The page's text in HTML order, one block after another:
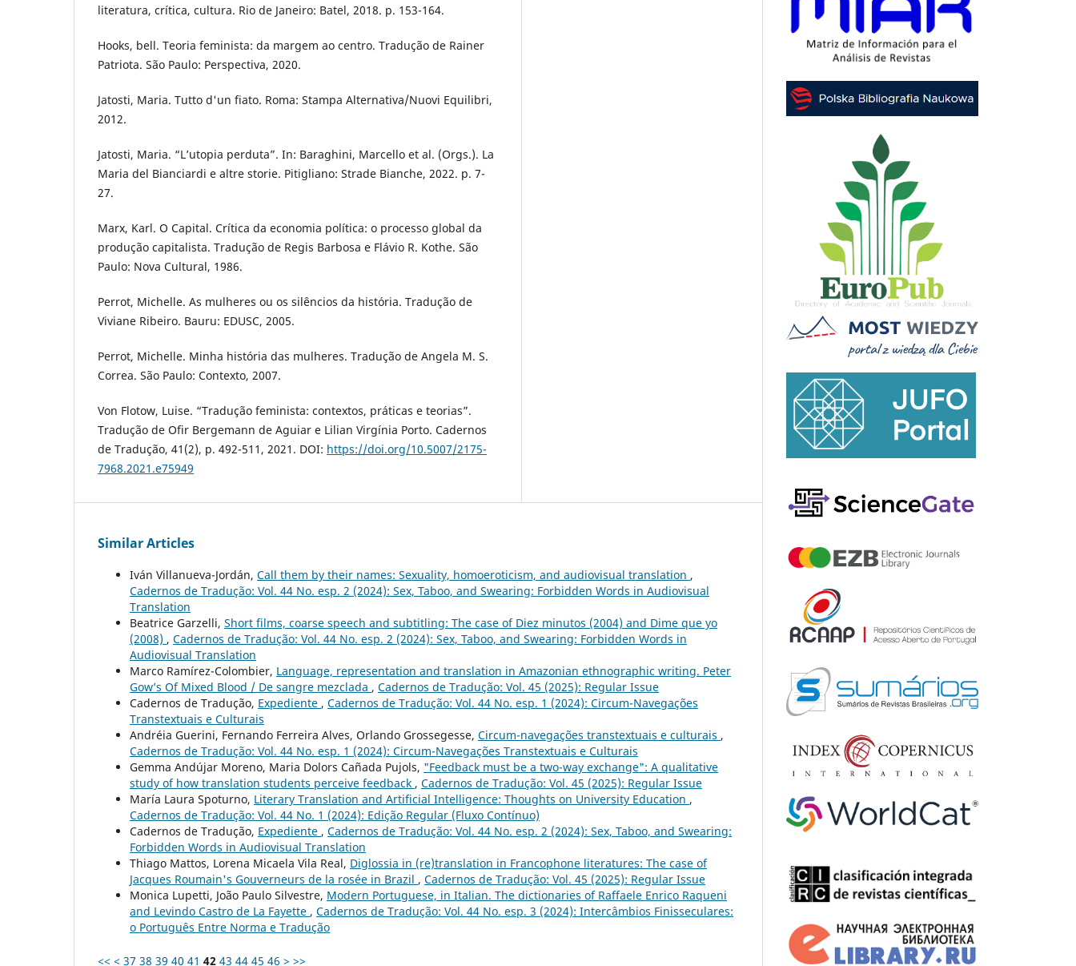
literatura, crítica, cultura. Rio de Janeiro: Batel, 2018. p. 153-164.
Hooks, bell. Teoria feminista: da margem ao centro. Tradução de Rainer
Patriota. São Paulo: Perspectiva, 2020.
Jatosti, Maria. Tutto d'un fiato. Roma: Stampa Alternativa/Nuovi Equilibri,
2012.
Jatosti, Maria. “L’utopia perduta”. In: Baraghini, Marcello et al. (Orgs.). La
Maria del Bianciardi e altre storie. Pitigliano: Strade Bianche, 2022. p. 7-
27.
Marx, Karl. O Capital. Crítica da economia política: o processo global da
produção capitalista. Tradução de Regis Barbosa e Flávio R. Kothe. São
Paulo: Nova Cultural, 1986.
Perrot, Michelle. As mulheres ou os silêncios da história. Tradução de
Viviane Ribeiro. Bauru: EDUSC, 2005.
Perrot, Michelle. Minha história das mulheres. Tradução de Angela M. S.
Correa. São Paulo: Contexto, 2007.
Von Flotow, Luise. “Tradução feminista: contextos, práticas e teorias”.
Tradução de Ofir Bergemann de Aguiar e Lilian Virgínia Porto. Cadernos
de Tradução, 41(2), p. 492-511, 2021. DOI: https://doi.org/10.5007/2175-
7968.2021.e75949
Similar Articles
Iván Villanueva-Jordán, Call them by their names: Sexuality, homoeroticism, and audiovisual translation ,
Cadernos de Tradução: Vol. 44 No. esp. 2 (2024): Sex, Taboo, and Swearing: Forbidden Words in Audiovisual
Translation
Beatrice Garzelli, Short films, coarse speech and subtitling: The case of Diez minutos (2004) and Dime que yo
(2008) , Cadernos de Tradução: Vol. 44 No. esp. 2 (2024): Sex, Taboo, and Swearing: Forbidden Words in
Audiovisual Translation
Marco Ramírez-Colombier, Language, representation and translation in Amazonian ethnographic writing. Peter
Gow’s Of Mixed Blood / De sangre mezclada , Cadernos de Tradução: Vol. 45 (2025): Regular Issue
Cadernos de Tradução, Expediente , Cadernos de Tradução: Vol. 44 No. esp. 1 (2024): Circum-Navegações
Transtextuais e Culturais
Andréia Guerini, Fernando Ferreira Alves, Orlando Grossegesse, Circum-navegações transtextuais e culturais ,
Cadernos de Tradução: Vol. 44 No. esp. 1 (2024): Circum-Navegações Transtextuais e Culturais
Gemma Andújar Moreno, Maria Dolors Cañada Pujols, "Feedback must be a two-way exchange": A qualitative
study of how translation students perceive feedback , Cadernos de Tradução: Vol. 45 (2025): Regular Issue
María Laura Spoturno, Literary Translation and Artificial Intelligence: Thoughts on University Education ,
Cadernos de Tradução: Vol. 44 No. 1 (2024): Edição Regular (Fluxo Contínuo)
Cadernos de Tradução, Expediente , Cadernos de Tradução: Vol. 44 No. esp. 2 (2024): Sex, Taboo, and Swearing:
Forbidden Words in Audiovisual Translation
Thiago Mattos, Lorena Micaela Vila Real, Diglossia in (re)translation in Francophone literatures: The case of
Jacques Roumain's Gouverneurs de la rosée in Brazil , Cadernos de Tradução: Vol. 45 (2025): Regular Issue
Monica Lupetti, João Paulo Silvestre, Modern Portuguese, in Italian. The dictionaries of Raffaele Enrico Raqueni
and Levindo Castro de La Fayette , Cadernos de Tradução: Vol. 44 No. esp. 3 (2024): Intercâmbios Finisseculares:
o Português Entre Norma e Tradução
<< < 37 38 39 40 41 42 43 44 45 46 > >>